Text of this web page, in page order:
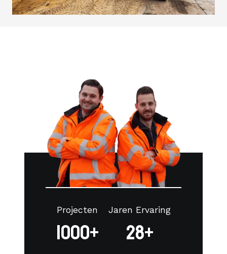
Projecten
1000+
Jaren Ervaring
28+